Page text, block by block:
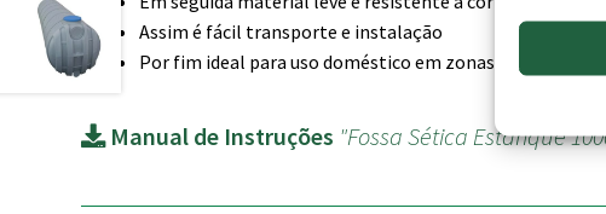
Assim é fácil transporte e instalação
Por fim ideal para uso doméstico em zonas sem
Manual de Instruções "Fossa Sética Estanque